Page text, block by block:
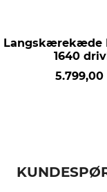
Langskærekæde
1640